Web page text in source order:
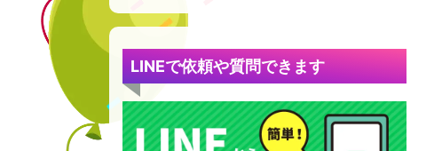
LINEで依頼や質問できます